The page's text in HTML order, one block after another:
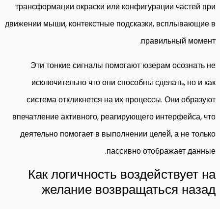
трансформации окраски или конфигурации частей при
движении мыши, контекстные подсказки, всплывающие в
правильный момент.
Эти тонкие сигналы помогают юзерам осознать не
исключительно что они способны сделать, но и как
система откликнется на их процессы. Они образуют
впечатление активного, реагирующего интерфейса, что
деятельно помогает в выполнении целей, а не только
пассивно отображает данные.
Как логичность воздействует на
желание возвращаться назад